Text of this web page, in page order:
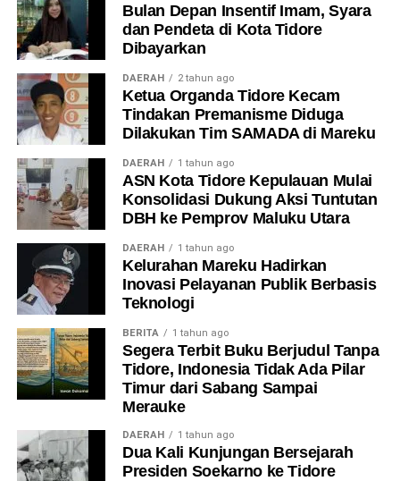
Bulan Depan Insentif Imam, Syara
dan Pendeta di Kota Tidore
Dibayarkan
DAERAH 2 tahun ago
Ketua Organda Tidore Kecam
Tindakan Premanisme Diduga
Dilakukan Tim SAMADA di Mareku
DAERAH 1 tahun ago
ASN Kota Tidore Kepulauan Mulai
Konsolidasi Dukung Aksi Tuntutan
DBH ke Pemprov Maluku Utara
DAERAH 1 tahun ago
Kelurahan Mareku Hadirkan
Inovasi Pelayanan Publik Berbasis
Teknologi
BERITA 1 tahun ago
Segera Terbit Buku Berjudul Tanpa
Tidore, Indonesia Tidak Ada Pilar
Timur dari Sabang Sampai
Merauke
DAERAH 1 tahun ago
Dua Kali Kunjungan Bersejarah
Presiden Soekarno ke Tidore